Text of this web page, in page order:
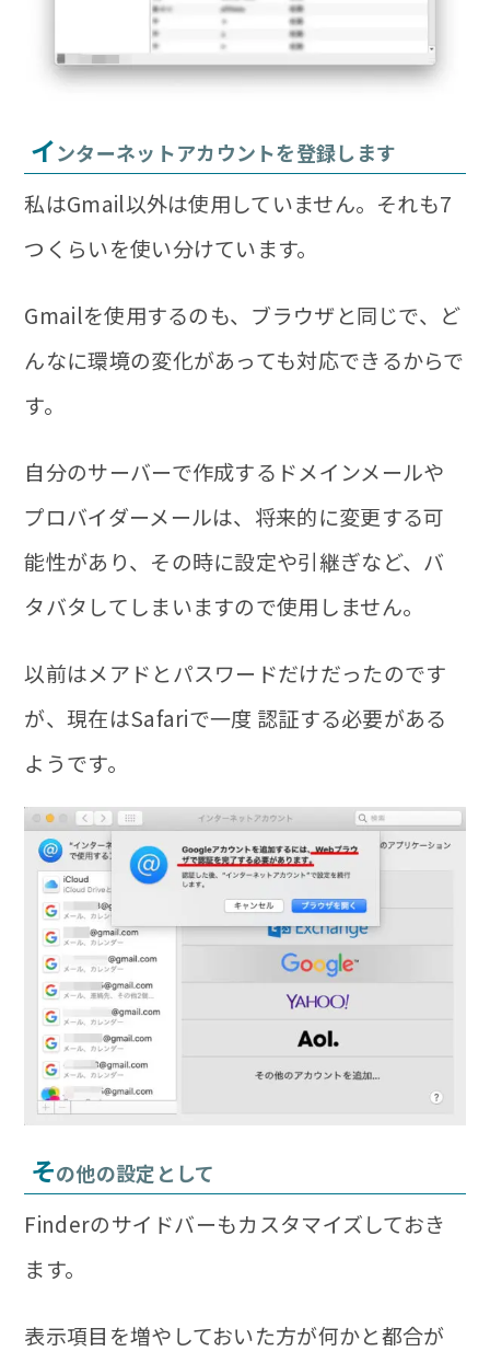
インターネットアカウントを登録します
私はGmail以外は使用していません。それも7
つくらいを使い分けています。
Gmailを使用するのも、ブラウザと同じで、ど
んなに環境の変化があっても対応できるからで
す。
自分のサーバーで作成するドメインメールや
プロバイダーメールは、将来的に変更する可
能性があり、その時に設定や引継ぎなど、バ
タバタしてしまいますので使用しません。
以前はメアドとパスワードだけだったのです
が、現在はSafariで一度 認証する必要がある
ようです。
その他の設定として
Finderのサイドバーもカスタマイズしておき
ます。
表示項目を増やしておいた方が何かと都合が